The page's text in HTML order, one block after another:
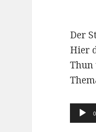
Der
Hier
Thun